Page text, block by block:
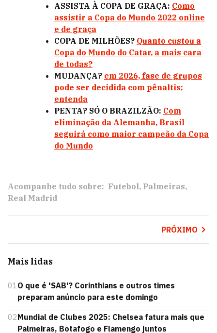
ASSISTA À COPA DE GRAÇA: Como
assistir a Copa do Mundo 2022 online
e de graça
COPA DE MILHÕES? Quanto custou a
Copa do Mundo do Catar, a mais cara
de todas?
MUDANÇA? em 2026, fase de grupos
pode ser decidida com pênaltis;
entenda
PENTA? SÓ O BRAZILZÃO: Com
eliminação da Alemanha, Brasil
seguirá como maior campeão da Copa
do Mundo
Acompanhe tudo sobre: Futebol Palmeiras
Real Madrid
PRÓXIMO
Mais lidas
01O que é 'SAB'? Corinthians e outros times
preparam anúncio para este domingo
02Mundial de Clubes 2025: Chelsea fatura mais que
Palmeiras, Botafogo e Flamengo juntos